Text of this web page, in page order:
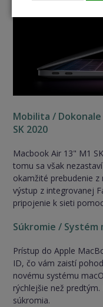
Mobilita /
SK 2020
Macbook Air 13" M1
tomu sa však
okamžité prebudenie
výstup z integrovanej
pripojenie k sieti
Súkromie / Systém
Prístup do Apple
ID, čo vám zaistí
novému systému
rýchlejšie než
súkromia.